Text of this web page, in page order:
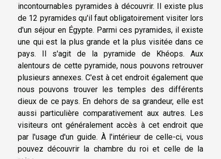
incontournables pyramides à découvrir. Il existe plus
de 12 pyramides qu'il faut obligatoirement visiter lors
d'un séjour en Égypte. Parmi ces pyramides, il existe
une qui est la plus grande et la plus visitée dans ce
pays. Il s'agit de la pyramide de Khéops. Aux
alentours de cette pyramide, nous pouvons retrouver
plusieurs annexes. C'est à cet endroit également que
nous pouvons trouver les temples des différents
dieux de ce pays. En dehors de sa grandeur, elle est
aussi particulière comparativement aux autres. Les
visiteurs ont généralement accès à cet endroit que
par l'usage d'un guide. À l'intérieur de celle-ci, vous
pouvez découvrir la chambre du roi et celle de la